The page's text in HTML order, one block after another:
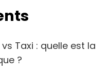
Taxi : quelle est la
?